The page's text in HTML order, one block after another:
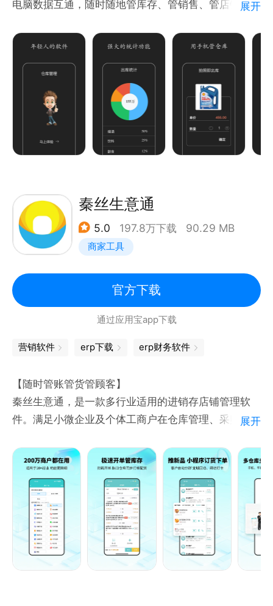
电脑数据互通，随时随地管库存、管销售、管店铺。
【核心功能】
出库、订单物流信息跟踪、业务流程交付、商品货物管
理、采购进货、客户供应商管理、多门店店铺管理。
【功能亮点】
1、简洁、易用，好上手的仓库管理软件 。
3、电脑、平板、手机全平台支持，随时随地管生意。
4、通过分享产品、订单、对帐单给客户。订单交付管
理，物流状态实时查询。
5、行业优化，对数码家电、服装鞋帽、食品饮料、家
业的销售、进销存管理做了深度优化。
适用于各行业批发商、代理商、零售商、连锁加盟店、
锁店、店铺销售管理、收支记帐、商品进销存、客户会
员管理。
【顾问服务】
1、一对一软件顾问服务，随时响应您的需求。
2、7*12小时技术顾问服务，为您设计专属的实施方
案。
3、软件厂家直接服务，质量更优。
展开
秦丝生意通
5.0 197.8万下载 90.29 MB
商家工具
官方下载
通过应用宝app下载
营销软件 erp下载 erp财务软件
【随时管账管货管顾客】
秦丝生意通，是一款多行业适用的进销存店铺管理软
件。满足小微企业及个体工商户在仓库管理、采购管
员管理等方面的业务需求。软件可以免费使用，并可以
自主开通微信自动化、线上微商城等增值服务。
【数据协同，方便管理】
- 支持电脑、平板、手机全平台系统，数据云端实时同
步，真正实现云进销存
- 支持多店铺、多员工、多产品、多行业、多维度管
展开